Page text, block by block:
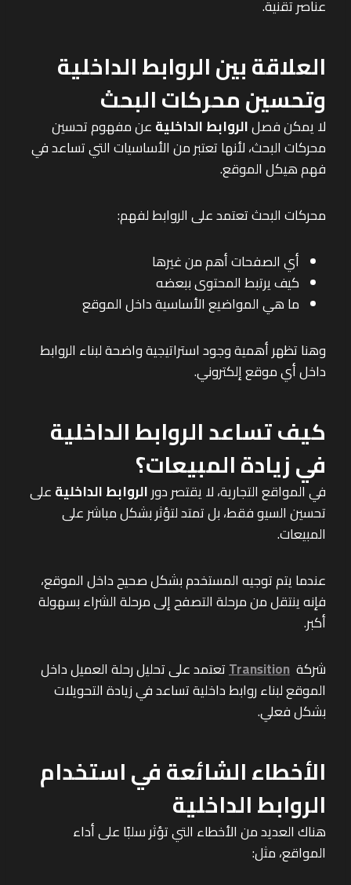
عناصر تقنية.
العلاقة بين الروابط الداخلية
وتحسين محركات البحث
لا يمكن فصلالروابط الداخليةعن مفهوم تحسين
محركات البحث، لأنها تعتبر من الأساسيات التي تساعد في
فهم هيكل الموقع.
محركات البحث تعتمد على الروابط لفهم:
أي الصفحات أهم من غيرها
كيف يرتبط المحتوى ببعضه
ما هي المواضيع الأساسية داخل الموقع
وهنا تظهر أهمية وجود استراتيجية واضحة لبناء الروابط
داخل أي موقع إلكتروني.
كيف تساعد الروابط الداخلية
في زيادة المبيعات؟
في المواقع التجارية، لا يقتصر دورالروابط الداخليةعلى
تحسين السيو فقط، بل تمتد لتؤثر بشكل مباشر على
المبيعات.
عندما يتم توجيه المستخدم بشكل صحيح داخل الموقع،
فإنه ينتقل من مرحلة التصفح إلى مرحلة الشراء بسهولة
أكبر.
شركة Transitionتعتمد على تحليل رحلة العميل داخل
الموقع لبناء روابط داخلية تساعد في زيادة التحويلات
بشكل فعلي.
الأخطاء الشائعة في استخدام
الروابط الداخلية
هناك العديد من الأخطاء التي تؤثر سلبًا على أداء
المواقع، مثل: